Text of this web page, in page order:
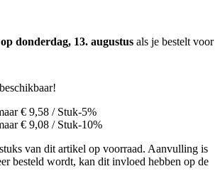
donderdag, 13. augustus als je bestelt voor
€ 9,58 / Stuk-5%
€ 9,08 / Stuk-10%
van dit artikel op voorraad. Aanvulling is
besteld wordt, kan dit invloed hebben op de